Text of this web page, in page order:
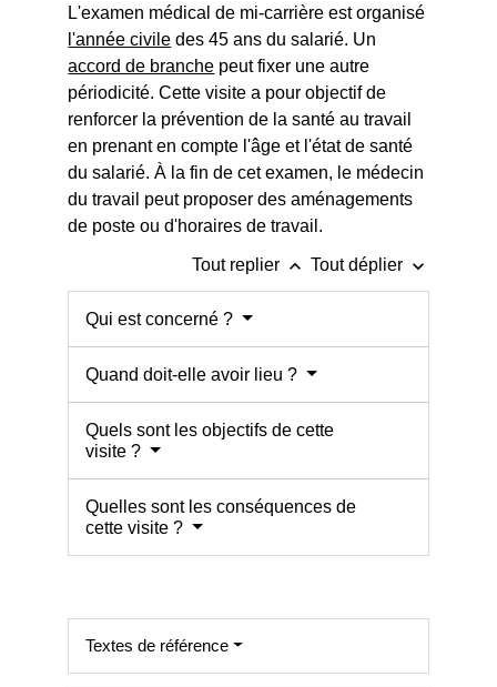
L'examen médical de mi-carrière est organisé
l'année civile des 45 ans du salarié. Un
accord de branche peut fixer une autre
périodicité. Cette visite a pour objectif de
renforcer la prévention de la santé au travail
en prenant en compte l'âge et l'état de santé
du salarié. À la fin de cet examen, le médecin
du travail peut proposer des aménagements
de poste ou d'horaires de travail.
Tout replier keyboard_arrow_up Tout déplier keyboard_arrow_down
Qui est concerné ?
Quand doit-elle avoir lieu ?
Quels sont les objectifs de cette
visite ?
Quelles sont les conséquences de
cette visite ?
Textes de référence